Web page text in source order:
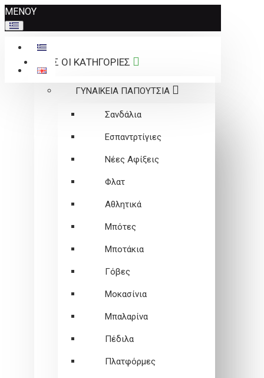
Σημείωση:
Αυτός
ο
ιστότοπος
περιλαμβάνει
ΜΕΝΟΥ
ΟΛΕΣ ΟΙ ΚΑΤΗΓΟΡΙΕΣ
ΓΥΝΑΙΚΕΙΑ ΠΑΠΟΥΤΣΙΑ
Σανδάλια
Εσπαντρτίγιες
Νέες Αφίξεις
Φλατ
Αθλητικά
Μπότες
Μποτάκια
Γόβες
Μοκασίνια
Μπαλαρίνα
Πέδιλα
Πλατφόρμες